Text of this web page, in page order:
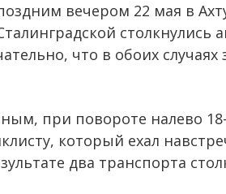
вечером 22 мая в
столкнулись
что в обоих
при повороте налево
который ехал
два транспорта